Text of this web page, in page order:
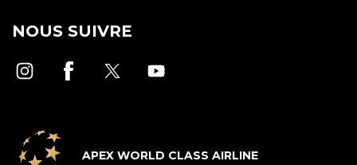
NOUS SUIVRE
APEX WORLD CLASS AIRLINE